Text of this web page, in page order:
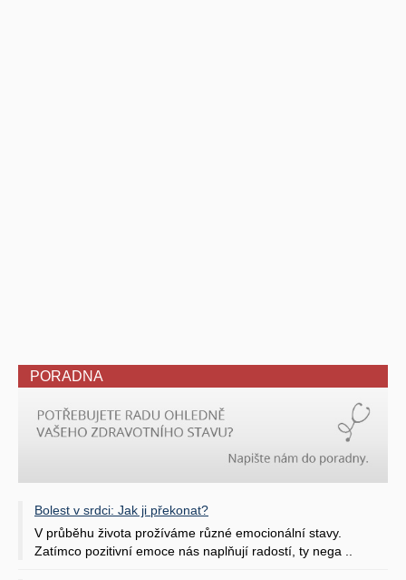
PORADNA
Bolest v srdci: Jak ji překonat?
V průběhu života prožíváme různé emocionální stavy.
Zatímco pozitivní emoce nás naplňují radostí, ty nega ..